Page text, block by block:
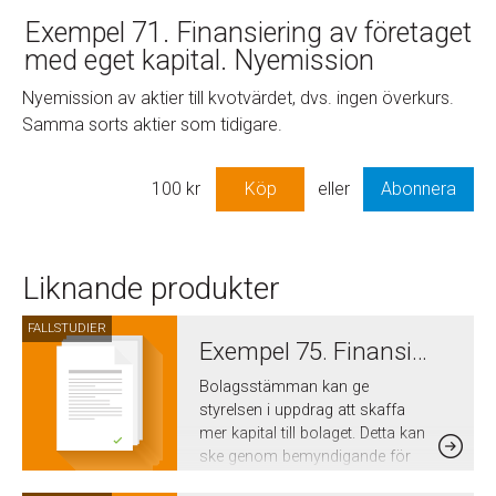
Exempel 71. Finansiering av företaget
med eget kapital. Nyemission
Nyemission av aktier till kvotvärdet, dvs. ingen överkurs.
Samma sorts aktier som tidigare.
100 kr Köp eller Abonnera
Liknande produkter
FALLSTUDIER
Exempel 75. Finansiering av företaget med eget kapital. Styrelsen får bemyndigande att besluta om nyemission
Bolagsstämman kan ge
styrelsen i uppdrag att skaffa
mer kapital till bolaget. Detta kan
ske genom bemyndigande för